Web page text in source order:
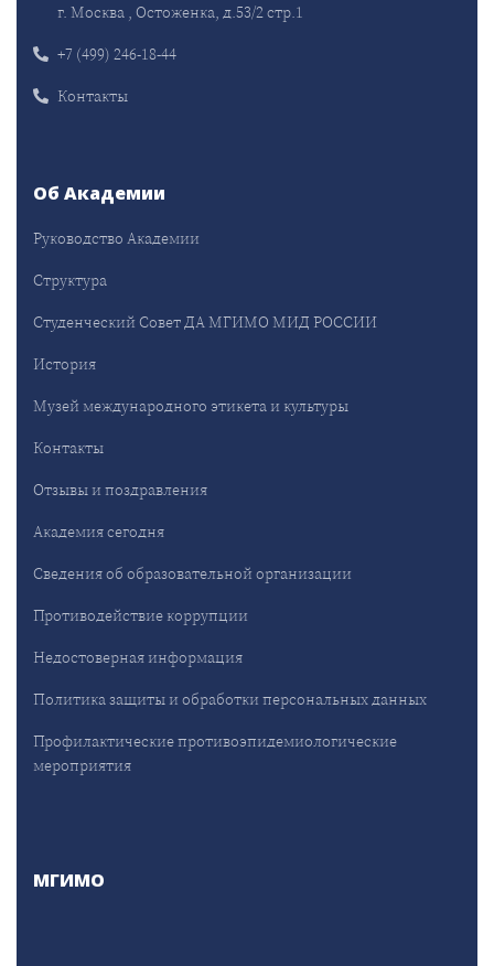
г. Москва , Остоженка, д.53/2 стр.1
+7 (499) 246-18-44
Контакты
Об Академии
Руководство Академии
Структура
Студенческий Совет ДА МГИМО МИД РОССИИ
История
Музей международного этикета и культуры
Контакты
Отзывы и поздравления
Академия сегодня
Сведения об образовательной организации
Противодействие коррупции
Недостоверная информация
Политика защиты и обработки персональных данных
Профилактические противоэпидемиологические
мероприятия
МГИМО